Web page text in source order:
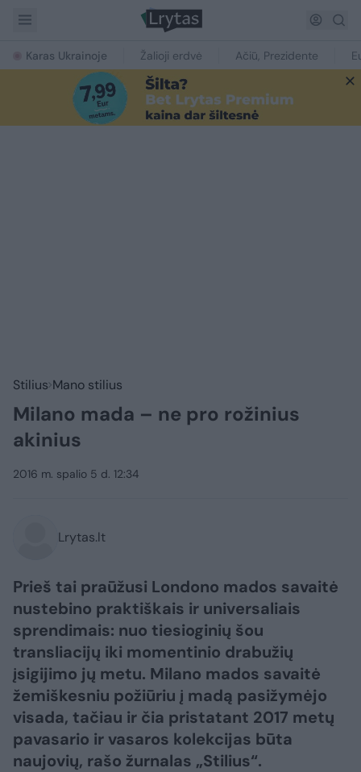
Karas Ukrainoje Žalioji erdvė Ačiū, Prezidente
Stilius Mano stilius
Milano mada – ne pro rožinius
akinius
2016 m. spalio 5 d. 12:34
Lrytas.lt
Prieš tai praūžusi Londono mados savaitė
nustebino praktiškais ir universaliais
sprendimais: nuo tiesioginių šou
transliacijų iki momentinio drabužių
įsigijimo jų metu. Milano mados savaitė
žemiškesniu požiūriu į madą pasižymėjo
visada, tačiau ir čia pristatant 2017 metų
pavasario ir vasaros kolekcijas būta
naujovių, rašo žurnalas „Stilius“.